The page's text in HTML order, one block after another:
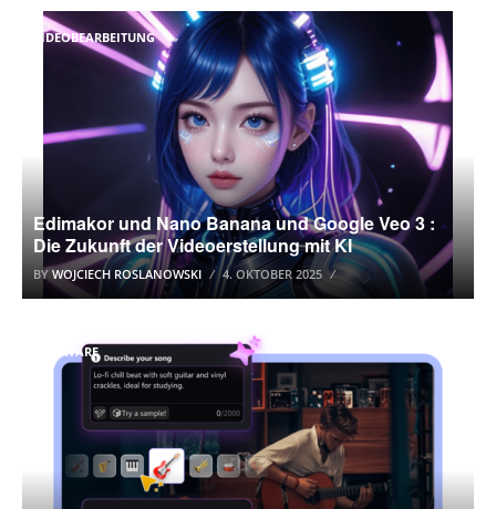
VIDEOBEARBEITUNG
Edimakor und Nano Banana und Google Veo 3 :
Die Zukunft der Videoerstellung mit KI
BY WOJCIECH ROSLANOWSKI 4. OKTOBER 2025
SOFTWARE